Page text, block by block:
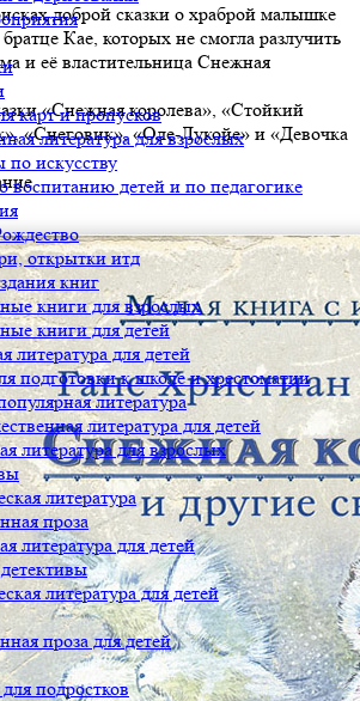
карт и пропусков
литература для взрослых
искусству
воспитанию детей и по педагогике
открытки итд
книг
книги для взрослых
книги для детей
литература для детей
подготовки к школе и хрестоматии
литература
литература для детей
литература для взрослых
литература
проза
литература для детей
литература для детей
проза для детей
подростков
доброй сказки о храброй малышке
Кае, которых не смогла разлучить
и её властительница Снежная
«Снежная королева», «Стойкий
«Снеговик», «Оле-Лукойе» и «Девочка